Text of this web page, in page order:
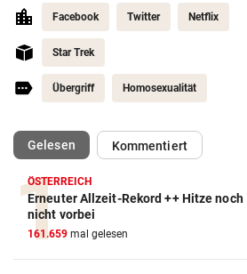
Facebook Twitter Netflix
Star Trek
Übergriff Homosexualität
Gelesen(ausgewählt)Kommentiert
ÖSTERREICH
Erneuter Allzeit-Rekord ++ Hitze noch
nicht vorbei
161.659 mal gelesen